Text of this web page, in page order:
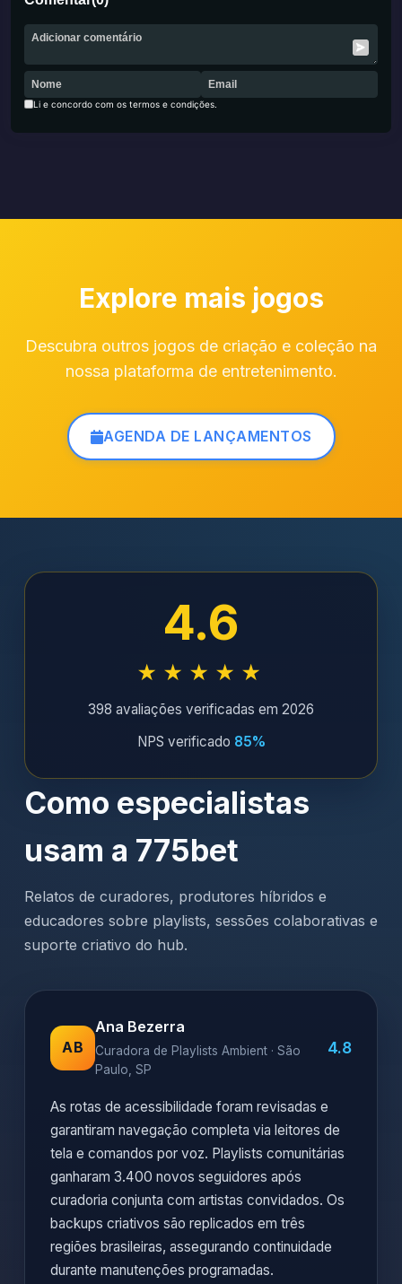
Li e concordo com os termos e condições.
Explore mais jogos
Descubra outros jogos de criação e coleção na
nossa plataforma de entretenimento.
AGENDA DE LANÇAMENTOS
4.6
★★★★★
398 avaliações verificadas em 2026
NPS verificado 85%
Como especialistas
usam a 775bet
Relatos de curadores, produtores híbridos e
educadores sobre playlists, sessões colaborativas e
suporte criativo do hub.
AB
Ana Bezerra
Curadora de Playlists Ambient · São
Paulo, SP
4.8
As rotas de acessibilidade foram revisadas e
garantiram navegação completa via leitores de
tela e comandos por voz. Playlists comunitárias
ganharam 3.400 novos seguidores após
curadoria conjunta com artistas convidados. Os
backups criativos são replicados em três
regiões brasileiras, assegurando continuidade
durante manutenções programadas.